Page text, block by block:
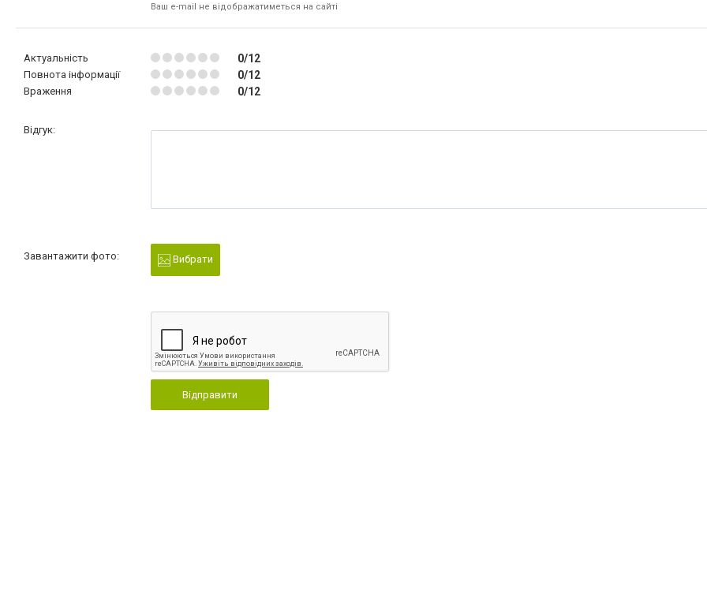
Ваш e-mail не відображатиметься на сайті
Актуальність 0/12
Повнота інформації 0/12
Враження 0/12
Відгук:
Завантажити фото: Вибрати
Відправити